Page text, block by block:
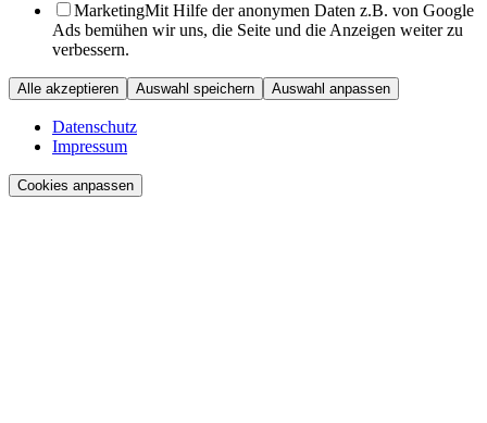
MarketingMit Hilfe der anonymen Daten z.B. von Google
Ads bemühen wir uns, die Seite und die Anzeigen weiter zu
verbessern.
Alle akzeptieren Auswahl speichern Auswahl anpassen
Datenschutz
Impressum
Cookies anpassen